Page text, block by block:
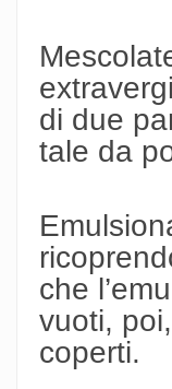
di due
tale da
che
vuoti,
coperti.